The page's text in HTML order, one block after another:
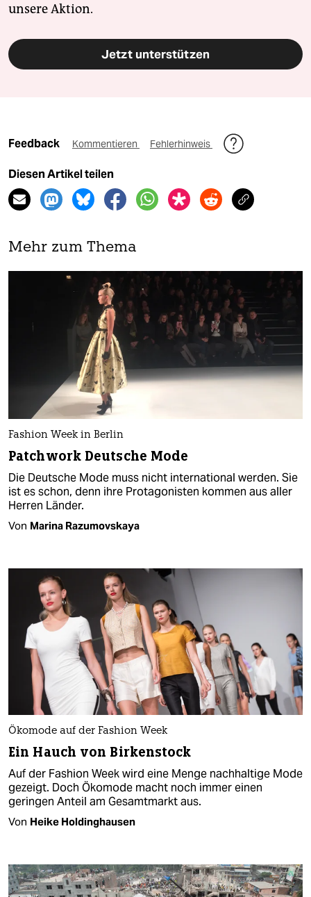
unsere Aktion.
Jetzt unterstützen
Feedback Kommentieren Fehlerhinweis
Diesen Artikel teilen
Mehr zum Thema
Fashion Week in Berlin
Patchwork Deutsche Mode
Die Deutsche Mode muss nicht international werden. Sie
ist es schon, denn ihre Protagonisten kommen aus aller
Herren Länder.
Von Marina Razumovskaya
Ökomode auf der Fashion Week
Ein Hauch von Birkenstock
Auf der Fashion Week wird eine Menge nachhaltige Mode
gezeigt. Doch Ökomode macht noch immer einen
geringen Anteil am Gesamtmarkt aus.
Von Heike Holdinghausen